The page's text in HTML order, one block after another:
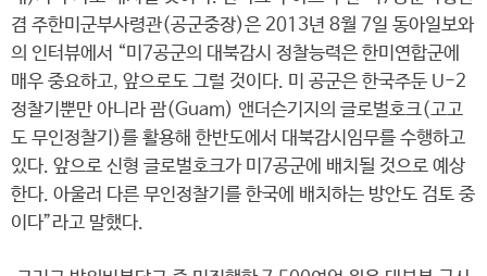
겸 주한미군부사령관(공군중장)은 2013년 8월 7일 동아일보와
의 인터뷰에서 “미7공군의 대북감시 정찰능력은 한미연합군에
매우 중요하고, 앞으로도 그럴 것이다. 미 공군은 한국주둔 U-2
정찰기뿐만 아니라 괌(Guam) 앤더슨기지의 글로벌호크(고고
도 무인정찰기)를 활용해 한반도에서 대북감시임무를 수행하고
있다. 앞으로 신형 글로벌호크가 미7공군에 배치될 것으로 예상
한다. 아울러 다른 무인정찰기를 한국에 배치하는 방안도 검토 중
이다”라고 말했다.